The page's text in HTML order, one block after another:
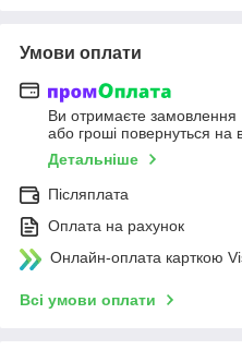
Умови оплати
Ви отримаєте замовлення
або гроші повернуться на
Детальніше
Післяплата
Оплата на рахунок
Онлайн-оплата карткою
Всі умови оплати